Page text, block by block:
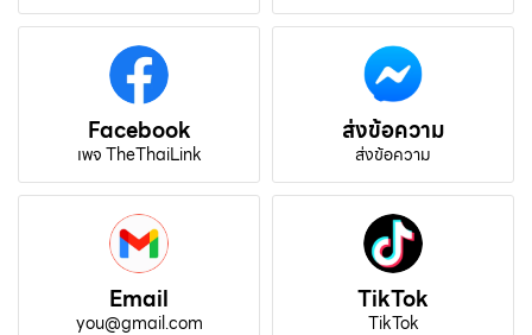
Facebook
เพจ TheThaiLink
ส่งข้อความ
ส่งข้อความ
Email
you@gmail.com
TikTok
TikTok